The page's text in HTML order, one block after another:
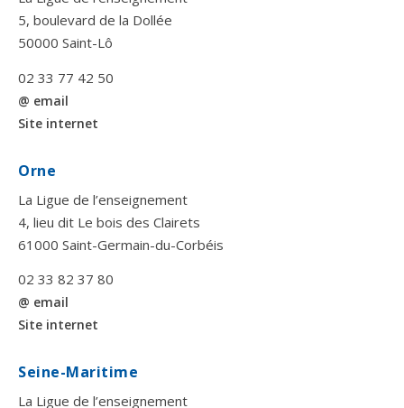
5, boulevard de la Dollée
50000 Saint-Lô
02 33 77 42 50
@ email
Site internet
Orne
La Ligue de l’enseignement
4, lieu dit Le bois des Clairets
61000 Saint-Germain-du-Corbéis
02 33 82 37 80
@ email
Site internet
Seine-Maritime
La Ligue de l’enseignement